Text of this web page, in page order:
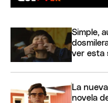
Simple,
ver esta
La
novela